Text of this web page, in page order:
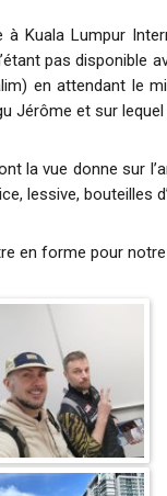
Kuala Lumpur
pas disponible
en attendant le
Jérôme et sur
la vue donne sur
lessive, bouteilles
en forme pour